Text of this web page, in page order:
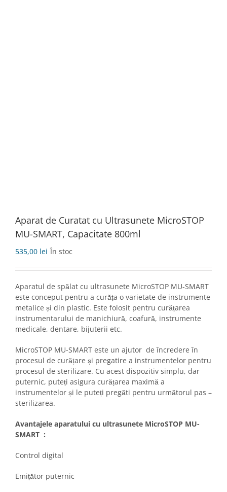
Aparat de Curatat cu Ultrasunete MicroSTOP
MU-SMART, Capacitate 800ml
535,00 lei În stoc
Aparatul de spălat cu ultrasunete MicroSTOP MU-SMART
este conceput pentru a curăța o varietate de instrumente
metalice și din plastic. Este folosit pentru curățarea
instrumentarului de manichiură, coafură, instrumente
medicale, dentare, bijuterii etc.
MicroSTOP MU-SMART este un ajutor de încredere în
procesul de curățare și pregatire a instrumentelor pentru
procesul de sterilizare. Cu acest dispozitiv simplu, dar
puternic, puteți asigura curățarea maximă a
instrumentelor și le puteți pregăti pentru următorul pas –
sterilizarea.
Avantajele aparatului cu ultrasunete MicroSTOP MU-
SMART :
Control digital
Emițător puternic